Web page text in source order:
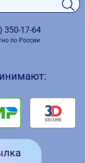
350-17-64
по России